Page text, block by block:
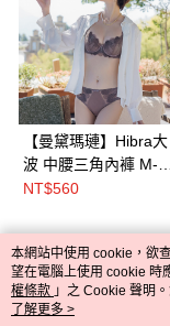
【曼黛瑪璉】Hibra大
波 中腰三角內褲 M-
XXL(光柔紫/微氤棕/牙
NT$560
熱門標籤
本網站中使用 cookie，欲
望在電腦上使用 cookie 時
權條款 」之 Cookie 聲明
用條款之 Cookie 聲明使用
了解更多 >